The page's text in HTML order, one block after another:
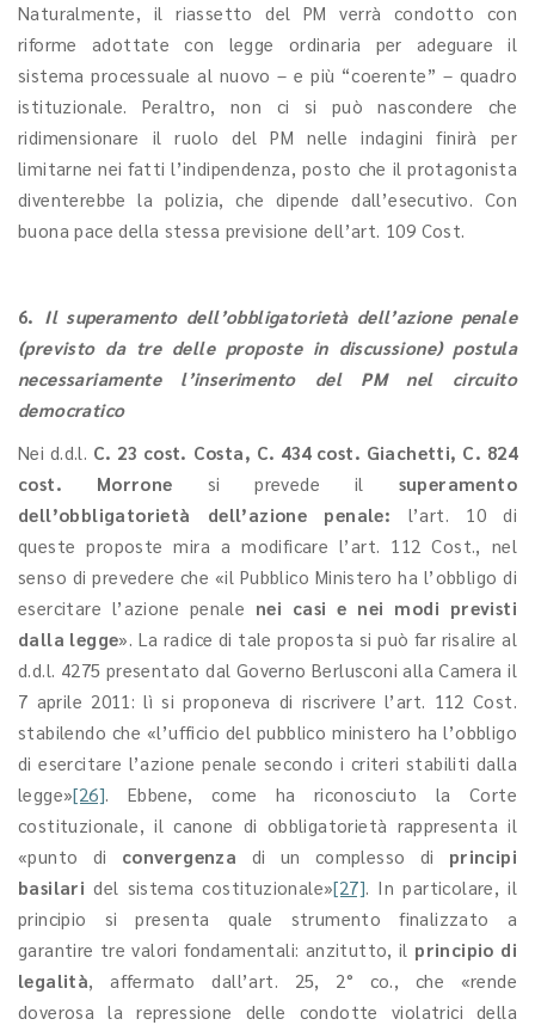
Naturalmente, il riassetto del PM verrà condotto con
riforme adottate con legge ordinaria per adeguare il
sistema processuale al nuovo – e più “coerente” – quadro
istituzionale. Peraltro, non ci si può nascondere che
ridimensionare il ruolo del PM nelle indagini finirà per
limitarne nei fatti l’indipendenza, posto che il protagonista
diventerebbe la polizia, che dipende dall’esecutivo. Con
buona pace della stessa previsione dell’art. 109 Cost.
6. Il superamento dell’obbligatorietà dell’azione penale
(previsto da tre delle proposte in discussione) postula
necessariamente l’inserimento del PM nel circuito
democratico
Nei d.d.l. C. 23 cost. Costa, C. 434 cost. Giachetti, C. 824
cost. Morrone si prevede il superamento
dell’obbligatorietà dell’azione penale: l’art. 10
di
queste proposte mira a modificare l’art. 112 Cost., nel
senso di prevedere che «il Pubblico Ministero ha l’obbligo di
esercitare l’azione penale nei casi e nei modi previsti
dalla legge». La radice di tale proposta si può far risalire al
d.d.l. 4275 presentato dal Governo Berlusconi alla Camera il
7 aprile 2011: lì si proponeva di riscrivere l’art. 112 Cost.
stabilendo che «l’ufficio del pubblico ministero ha l’obbligo
di esercitare l’azione penale secondo i criteri stabiliti dalla
legge»[26]. Ebbene, come ha riconosciuto la Corte
costituzionale, il canone di obbligatorietà rappresenta il
«punto di convergenza di un complesso di principi
basilari del sistema costituzionale»[27]. In particolare, il
principio si presenta quale strumento finalizzato a
garantire tre valori fondamentali: anzitutto, il principio di
legalità, affermato dall’art. 25, 2° co., che «rende
doverosa la repressione delle condotte violatrici della